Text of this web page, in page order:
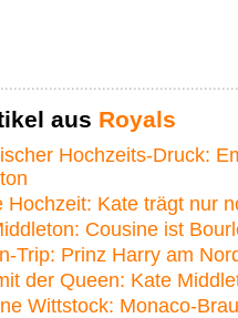
aus Royals
Hochzeits-Druck:
Hochzeit: Kate trägt nur
Cousine ist
Trip: Prinz Harry am
der Queen: Kate
Wittstock: Monaco-